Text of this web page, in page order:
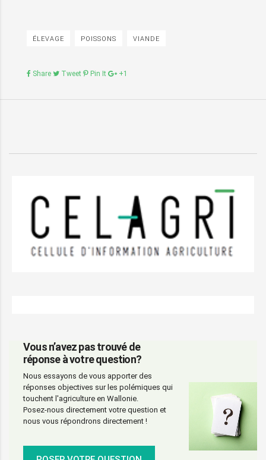
ÉLEVAGE POISSONS VIANDE
Share Tweet Pin It +1
Vous n’avez pas trouvé de
réponse à votre question?
Nous essayons de vous apporter des
réponses objectives sur les polémiques qui
touchent l'agriculture en Wallonie.
Posez-nous directement votre question et
nous vous répondrons directement !